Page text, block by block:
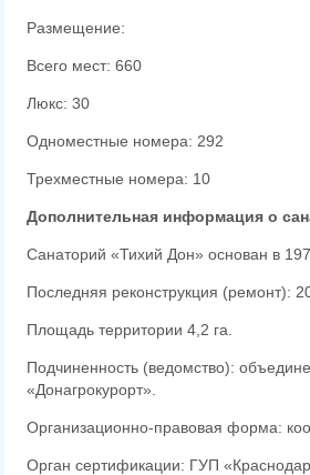
Размещение:
Всего мест: 660
Люкс: 30
Одноместные номера: 292
Трехместные номера: 10
Дополнительная информация о
Санаторий «Тихий Дон» основан в
Последняя реконструкция (ремонт):
Площадь территории 4,2 га.
Подчиненность (ведомство):
«Донагрокурорт».
Организационно-правовая форма:
Орган сертификации: ГУП